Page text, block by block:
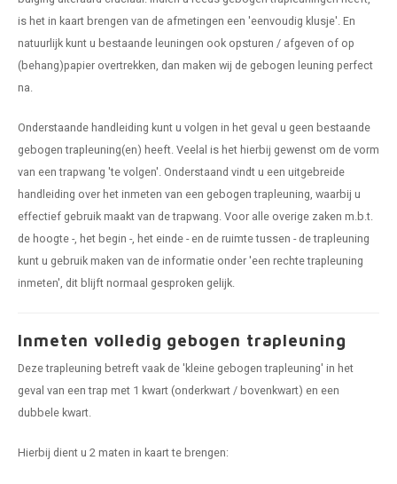
is het in kaart brengen van de afmetingen een 'eenvoudig klusje'. En
natuurlijk kunt u bestaande leuningen ook opsturen / afgeven of op
(behang)papier overtrekken, dan maken wij de gebogen leuning perfect
na.
Onderstaande handleiding kunt u volgen in het geval u geen bestaande
gebogen trapleuning(en) heeft. Veelal is het hierbij gewenst om de vorm
van een trapwang 'te volgen'. Onderstaand vindt u een uitgebreide
handleiding over het inmeten van een gebogen trapleuning, waarbij u
effectief gebruik maakt van de trapwang. Voor alle overige zaken m.b.t.
de hoogte -, het begin -, het einde - en de ruimte tussen - de trapleuning
kunt u gebruik maken van de informatie onder 'een rechte trapleuning
inmeten', dit blijft normaal gesproken gelijk.
Inmeten volledig gebogen trapleuning
Deze trapleuning betreft vaak de 'kleine gebogen trapleuning' in het
geval van een trap met 1 kwart (onderkwart / bovenkwart) en een
dubbele kwart.
Hierbij dient u 2 maten in kaart te brengen: